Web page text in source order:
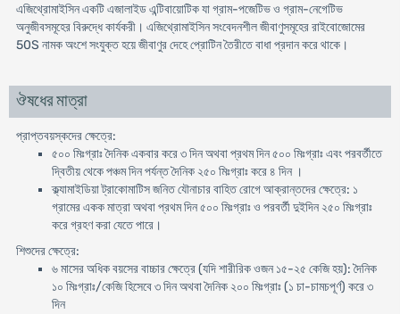
এজিথ্রোমাইসিন একটি এজালাইড এন্টিবায়োটিক যা গ্রাম-পজেটিভ ও গ্রাম-নেগেটিভ
অনুজীবসমূহের বিরুদ্ধে কার্যকরী। এজিথ্রোমাইসিন সংবেদনশীল জীবাণুসমূহের রাইবোজোমের
50S নামক অংশে সংযুক্ত হয়ে জীবাণুর দেহে প্রোটিন তৈরীতে বাধা প্রদান করে থাকে।
ঔষধের মাত্রা
প্রাপ্তবয়স্কদের ক্ষেত্রে:
৫০০ মিঃগ্রাঃ দৈনিক একবার করে ৩ দিন অথবা প্রথম দিন ৫০০ মিঃগ্রাঃ এবং পরবর্তীতে
দ্বিতীয় থেকে পঞ্চম দিন পর্যন্ত দৈনিক ২৫০ মিঃগ্রাঃ করে ৪ দিন ।
ক্ল্যামাইডিয়া ট্রাকোমাটিস জনিত যৌনাচার বাহিত রোগে আক্রান্তদের ক্ষেত্রে: ১
গ্রামের একক মাত্রা অথবা প্রথম দিন ৫০০ মিঃগ্রাঃ ও পরবর্তী দুইদিন ২৫০ মিঃগ্রাঃ
করে গ্রহণ করা যেতে পারে।
শিশুদের ক্ষেত্রে:
৬ মাসের অধিক বয়সের বাচ্চার ক্ষেত্রে (যদি শারীরিক ওজন ১৫-২৫ কেজি হয়): দৈনিক
১০ মিঃগ্রাঃ/কেজি হিসেবে ৩ দিন অথবা দৈনিক ২০০ মিঃগ্রাঃ (১ চা-চামচপূর্ণ) করে ৩
দিন